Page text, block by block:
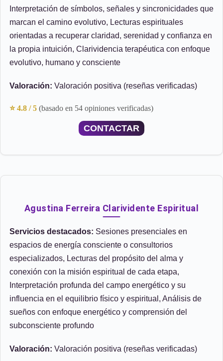
Interpretación de símbolos, señales y sincronicidades que
marcan el camino evolutivo, Lecturas espirituales
orientadas a recuperar claridad, serenidad y confianza en
la propia intuición, Clarividencia terapéutica con enfoque
evolutivo, humano y consciente
Valoración: Valoración positiva (reseñas verificadas)
⭐ 4.8 / 5 (basado en 54 opiniones verificadas)
CONTACTAR
Agustina Ferreira Clarividente Espiritual
Servicios destacados: Sesiones presenciales en
espacios de energía consciente o consultorios
especializados, Lecturas del propósito del alma y
conexión con la misión espiritual de cada etapa,
Interpretación profunda del campo energético y su
influencia en el equilibrio físico y espiritual, Análisis de
sueños con enfoque energético y comprensión del
subconsciente profundo
Valoración: Valoración positiva (reseñas verificadas)